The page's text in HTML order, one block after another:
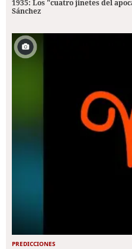
1935: Los "cuatro jinetes del
Sánchez
PREDICCIONES